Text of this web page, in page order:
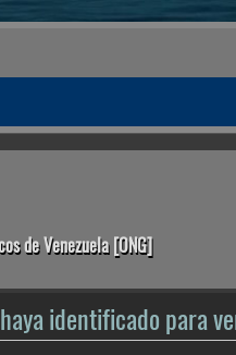
de Venezuela [ONG]
identificado para